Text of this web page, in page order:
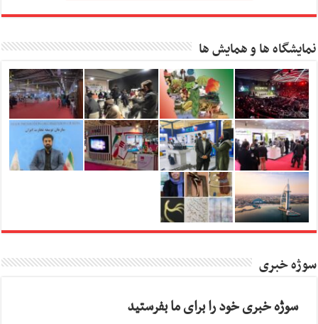
نمایشگاه ها و همایش ها
سوژه خبری
سوژه خبری خود را برای ما بفرستید